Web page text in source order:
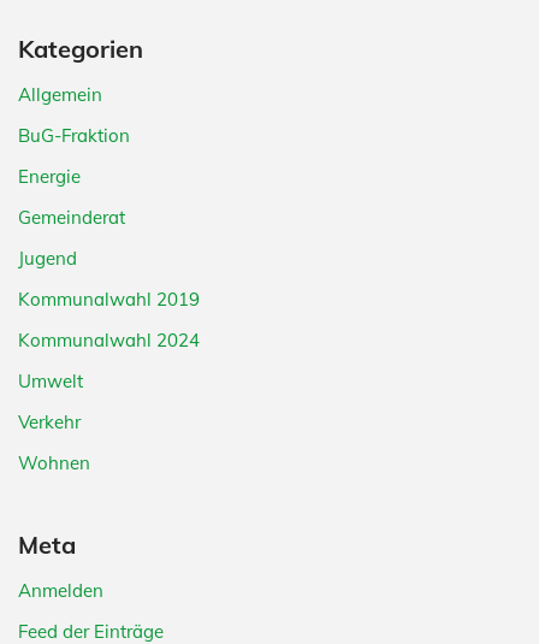
Kategorien
Allgemein
BuG-Fraktion
Energie
Gemeinderat
Jugend
Kommunalwahl 2019
Kommunalwahl 2024
Umwelt
Verkehr
Wohnen
Meta
Anmelden
Feed der Einträge